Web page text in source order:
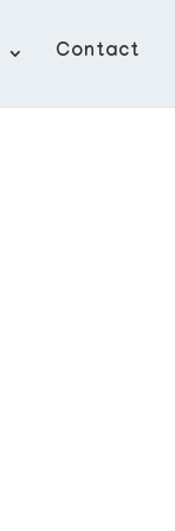
Contact